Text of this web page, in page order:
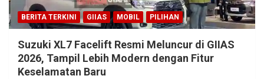
BERITA TERKINI GIIAS MOBIL PILIHAN
Suzuki XL7 Facelift Resmi Meluncur di GIIAS
2026, Tampil Lebih Modern dengan Fitur
Keselamatan Baru